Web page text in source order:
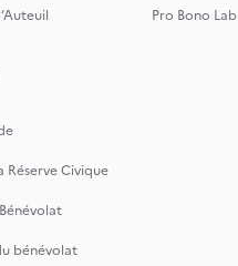
Pro Bono Lab
Réserve Civique
bénévolat